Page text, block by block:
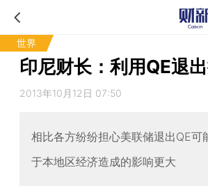
世界
印尼财长：利用QE退
2013年10月12日 07:50
相比各方纷纷担心美联储退出QE
于本地区经济造成的影响更大